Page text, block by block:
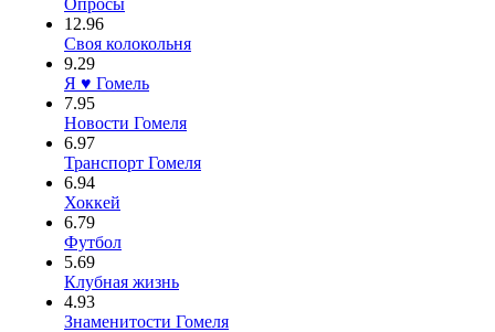
Опросы
12.96
Своя колокольня
9.29
Я ♥ Гомель
7.95
Новости Гомеля
6.97
Транспорт Гомеля
6.94
Хоккей
6.79
Футбол
5.69
Клубная жизнь
4.93
Знаменитости Гомеля